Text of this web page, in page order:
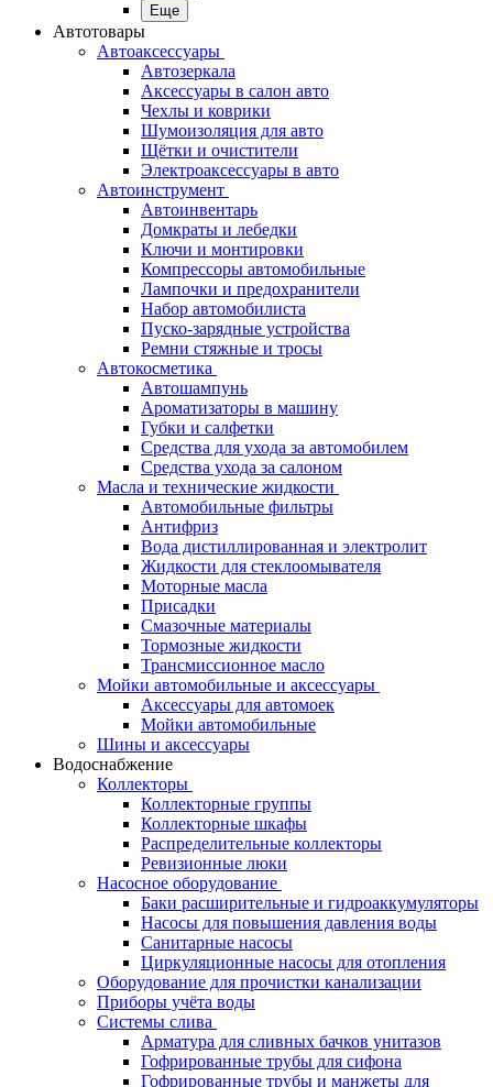
Еще
Автотовары
Автоаксессуары
Автозеркала
Аксессуары в салон авто
Чехлы и коврики
Шумоизоляция для авто
Щётки и очистители
Электроаксессуары в авто
Автоинструмент
Автоинвентарь
Домкраты и лебедки
Ключи и монтировки
Компрессоры автомобильные
Лампочки и предохранители
Набор автомобилиста
Пуско-зарядные устройства
Ремни стяжные и тросы
Автокосметика
Автошампунь
Ароматизаторы в машину
Губки и салфетки
Средства для ухода за автомобилем
Средства ухода за салоном
Масла и технические жидкости
Автомобильные фильтры
Антифриз
Вода дистиллированная и электролит
Жидкости для стеклоомывателя
Моторные масла
Присадки
Смазочные материалы
Тормозные жидкости
Трансмиссионное масло
Мойки автомобильные и аксессуары
Аксессуары для автомоек
Мойки автомобильные
Шины и аксессуары
Водоснабжение
Коллекторы
Коллекторные группы
Коллекторные шкафы
Распределительные коллекторы
Ревизионные люки
Насосное оборудование
Баки расширительные и гидроаккумуляторы
Насосы для повышения давления воды
Санитарные насосы
Циркуляционные насосы для отопления
Оборудование для прочистки канализации
Приборы учёта воды
Системы слива
Арматура для сливных бачков унитазов
Гофрированные трубы для сифона
Гофрированные трубы и манжеты для